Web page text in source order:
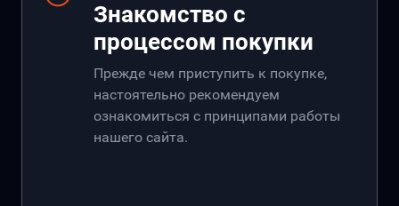
Знакомство с
процессом покупки
Прежде чем приступить к покупке,
настоятельно рекомендуем
ознакомиться с принципами работы
нашего сайта.